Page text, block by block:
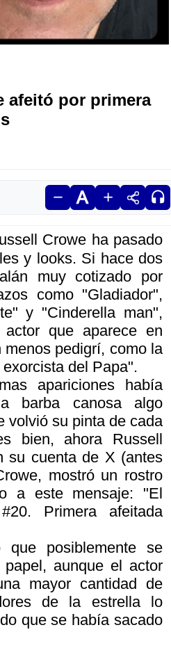
afeitó por primera
Crowe ha pasado
y looks. Si hace dos
muy cotizado por
como "Gladiador",
y "Cinderella man",
que aparece en
pedigrí, como la
del Papa".
apariciones había
barba canosa algo
volvió su pinta de cada
bien, ahora Russell
su cuenta de X (antes
mostró un rostro
a este mensaje: "El
Primera afeitada
que posiblemente se
aunque el actor
mayor cantidad de
de la estrella lo
que se había sacado